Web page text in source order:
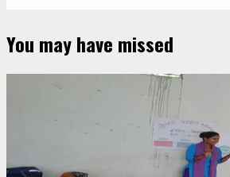
You may have missed